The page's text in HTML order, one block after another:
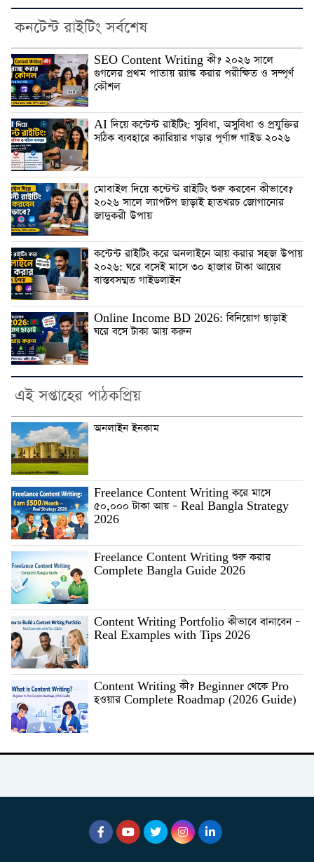
কনটেন্ট রাইটিং সর্বশেষ
SEO Content Writing কী? ২০২৬ সালে
গুগলের প্রথম পাতায় র‍্যাঙ্ক করার পরীক্ষিত ও সম্পূর্ণ
কৌশল
AI দিয়ে কন্টেন্ট রাইটিং: সুবিধা, অসুবিধা ও প্রযুক্তির
সঠিক ব্যবহারে ক্যারিয়ার গড়ার পূর্ণাঙ্গ গাইড ২০২৬
মোবাইল দিয়ে কন্টেন্ট রাইটিং শুরু করবেন কীভাবে?
২০২৬ সালে ল্যাপটপ ছাড়াই হাতখরচ জোগানোর
জাদুকরী উপায়
কন্টেন্ট রাইটিং করে অনলাইনে আয় করার সহজ উপায়
২০২৬: ঘরে বসেই মাসে ৩০ হাজার টাকা আয়ের
বাস্তবসম্মত গাইডলাইন
Online Income BD 2026: বিনিয়োগ ছাড়াই
ঘরে বসে টাকা আয় করুন
এই সপ্তাহের পাঠকপ্রিয়
অনলাইন ইনকাম
Freelance Content Writing করে মাসে
৫০,০০০ টাকা আয় – Real Bangla Strategy
2026
Freelance Content Writing শুরু করার
Complete Bangla Guide 2026
Content Writing Portfolio কীভাবে বানাবেন –
Real Examples with Tips 2026
Content Writing কী? Beginner থেকে Pro
হওয়ার Complete Roadmap (2026 Guide)